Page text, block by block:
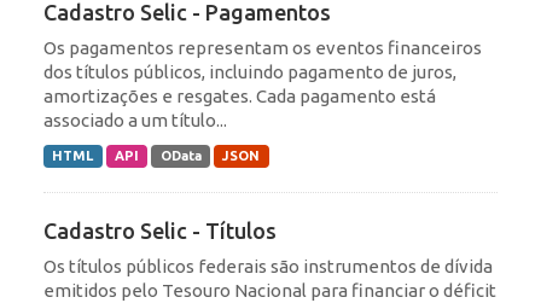
Cadastro Selic - Pagamentos
Os pagamentos representam os eventos financeiros
dos títulos públicos, incluindo pagamento de juros,
amortizações e resgates. Cada pagamento está
associado a um título...
HTML API OData JSON
Cadastro Selic - Títulos
Os títulos públicos federais são instrumentos de dívida
emitidos pelo Tesouro Nacional para financiar o déficit